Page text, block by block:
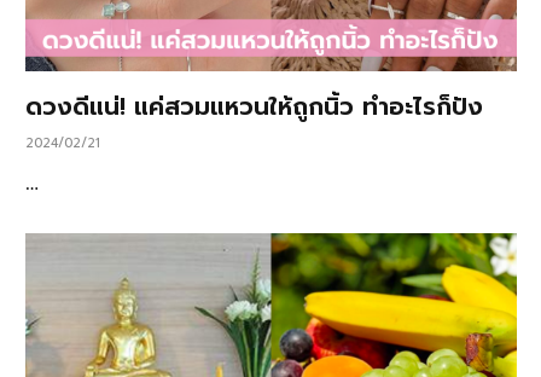
ดวงดีแน่! แค่สวมแหวนให้ถูกนิ้ว ทำอะไรก็ปัง
2024/02/21
…